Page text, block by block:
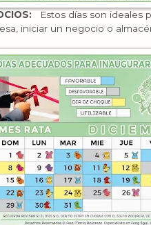
Estos días son ideales
iniciar un negocio o